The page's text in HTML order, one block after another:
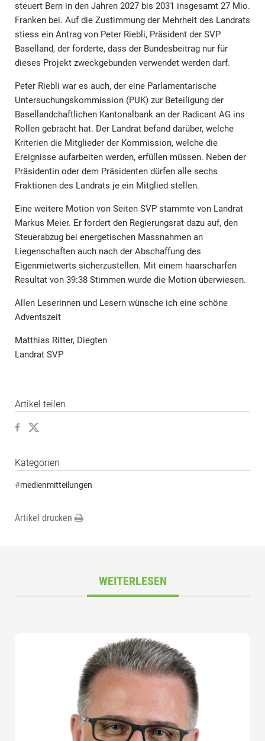
steuert Bern in den Jahren 2027 bis 2031 insgesamt 27 Mio.
Franken bei. Auf die Zustimmung der Mehrheit des Landrats
stiess ein Antrag von Peter Riebli, Präsident der SVP
Baselland, der forderte, dass der Bundesbeitrag nur für
dieses Projekt zweckgebunden verwendet werden darf.
Peter Riebli war es auch, der eine Parlamentarische
Untersuchungskommission (PUK) zur Beteiligung der
Basellandchaftlichen Kantonalbank an der Radicant AG ins
Rollen gebracht hat. Der Landrat befand darüber, welche
Kriterien die Mitglieder der Kommission, welche die
Ereignisse aufarbeiten werden, erfüllen müssen. Neben der
Präsidentin oder dem Präsidenten dürfen alle sechs
Fraktionen des Landrats je ein Mitglied stellen.
Eine weitere Motion von Seiten SVP stammte von Landrat
Markus Meier. Er fordert den Regierungsrat dazu auf, den
Steuerabzug bei energetischen Massnahmen an
Liegenschaften auch nach der Abschaffung des
Eigenmietwerts sicherzustellen. Mit einem haarscharfen
Resultat von 39:38 Stimmen wurde die Motion überwiesen.
Allen Leserinnen und Lesern wünsche ich eine schöne
Adventszeit
Matthias Ritter, Diegten
Landrat SVP
Artikel teilen
Kategorien
#medienmitteilungen
Artikel drucken
WEITERLESEN